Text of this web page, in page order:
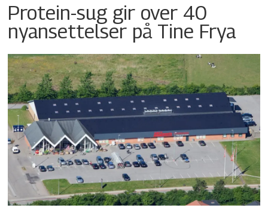
Protein-sug gir over 40
nyansettelser på Tine Frya